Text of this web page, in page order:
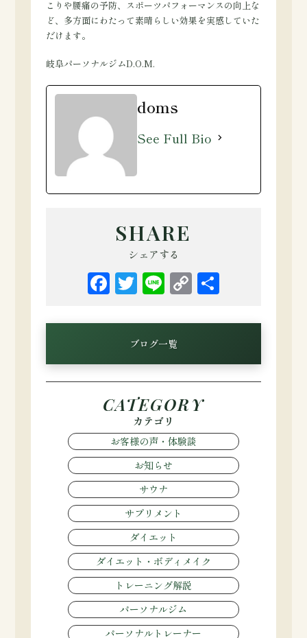
こりや腰痛の予防、スポーツパフォーマンスの向上な
ど、多方面にわたって素晴らしい効果を実感していた
だけます。
岐阜パーソナルジムD.O.M.
doms
See Full Bio
SHARE
シェアする
Facebook
Twitter
LineCopy
Link
ブログ一覧
CATEGORY
カテゴリ
お客様の声・体験談
お知らせ
サウナ
サプリメント
ダイエット
ダイエット・ボディメイク
トレーニング解説
パーソナルジム
パーソナルトレーナー